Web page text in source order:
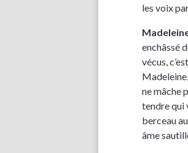
les voix
enchâssé
vécus,
ne mâche
tendre qui
berceau
âme